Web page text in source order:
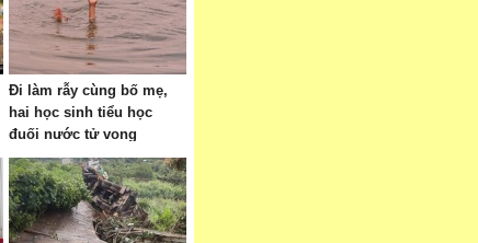
Đi làm rẫy cùng bố mẹ,
hai học sinh tiểu học
đuối nước tử vong